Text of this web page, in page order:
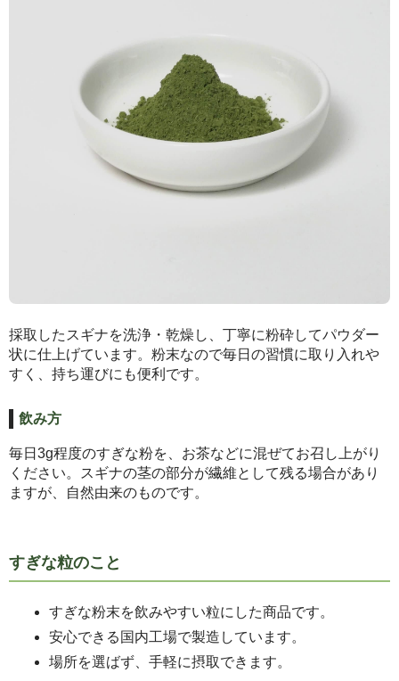
採取したスギナを洗浄・乾燥し、丁寧に粉砕してパウダー
状に仕上げています。粉末なので毎日の習慣に取り入れや
すく、持ち運びにも便利です。
飲み方
毎日3g程度のすぎな粉を、お茶などに混ぜてお召し上がり
ください。スギナの茎の部分が繊維として残る場合があり
ますが、自然由来のものです。
すぎな粒のこと
すぎな粉末を飲みやすい粒にした商品です。
安心できる国内工場で製造しています。
場所を選ばず、手軽に摂取できます。